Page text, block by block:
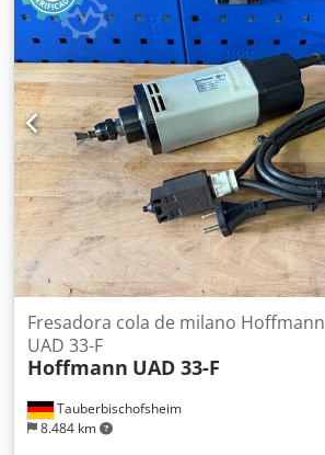
Tauberbischofsheim
8.484 km
Fresadora cola de milano Hoffmann
UAD 33-F
Hoffmann UAD 33-F